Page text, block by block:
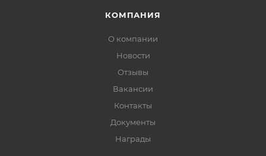
КОМПАНИЯ
О компании
Новости
Отзывы
Вакансии
Контакты
Документы
Награды